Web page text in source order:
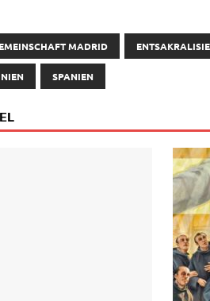
MADRID
SPANIEN